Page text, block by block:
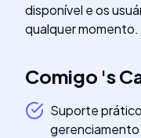
disponível e os
qualquer momento.
Comigo 's
Suporte